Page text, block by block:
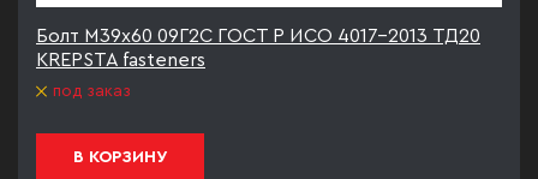
Болт М39х60 09Г2С ГОСТ Р ИСО 4017-2013 ТД20
KREPSTA fasteners
под заказ
В КОРЗИНУ